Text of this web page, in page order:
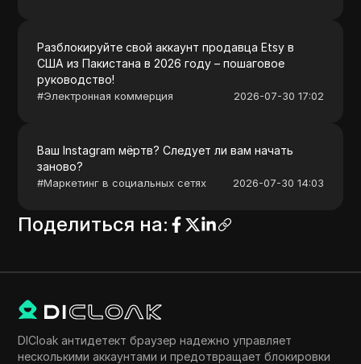
Разблокируйте свой аккаунт продавца Etsy в
США из Пакистана в 2026 году – пошаговое
руководство!
#Электронная коммерция 2026-07-30 17:02
Ваш Instagram мёртв? Следует ли вам начать
заново?
#Маркетинг в социальных сетях 2026-07-30 14:03
Поделиться на:
DICloak антидетект браузер надежно управляет
несколькими аккаунтами и предотвращает блокировки